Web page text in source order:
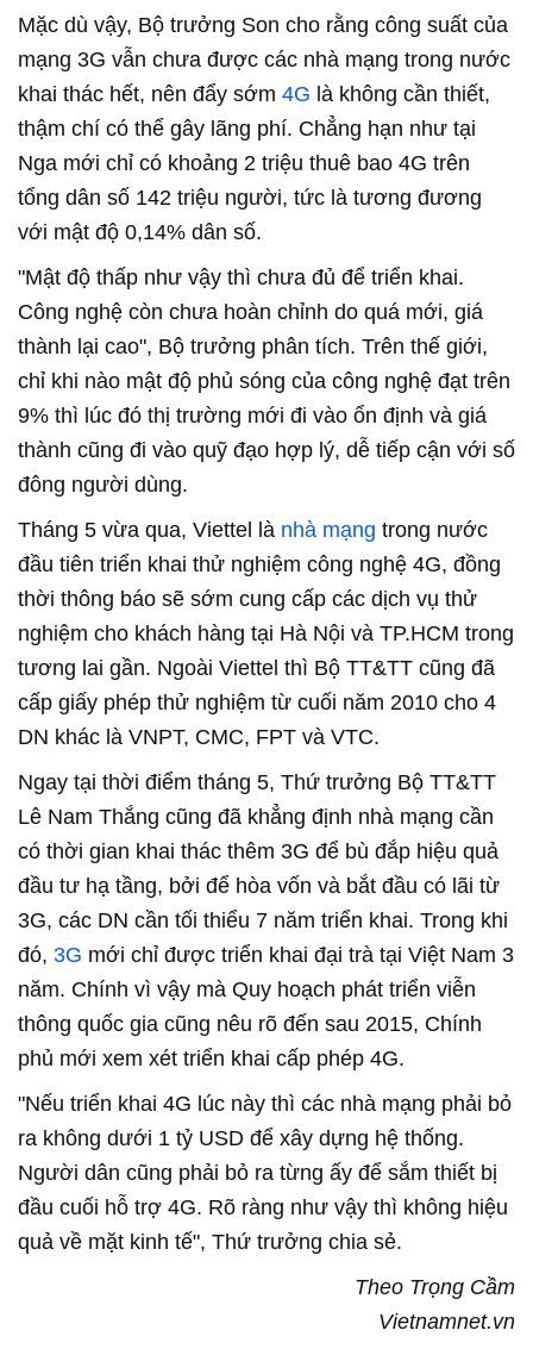
Mặc dù vậy, Bộ trưởng Son cho rằng công suất của
mạng 3G vẫn chưa được các nhà mạng trong nước
khai thác hết, nên đẩy sớm 4G là không cần thiết,
thậm chí có thể gây lãng phí. Chẳng hạn như tại
Nga mới chỉ có khoảng 2 triệu thuê bao 4G trên
tổng dân số 142 triệu người, tức là tương đương
với mật độ 0,14% dân số.
"Mật độ thấp như vậy thì chưa đủ để triển khai.
Công nghệ còn chưa hoàn chỉnh do quá mới, giá
thành lại cao", Bộ trưởng phân tích. Trên thế giới,
chỉ khi nào mật độ phủ sóng của công nghệ đạt trên
9% thì lúc đó thị trường mới đi vào ổn định và giá
thành cũng đi vào quỹ đạo hợp lý, dễ tiếp cận với số
đông người dùng.
Tháng 5 vừa qua, Viettel là nhà mạng trong nước
đầu tiên triển khai thử nghiệm công nghệ 4G, đồng
thời thông báo sẽ sớm cung cấp các dịch vụ thử
nghiệm cho khách hàng tại Hà Nội và TP.HCM trong
tương lai gần. Ngoài Viettel thì Bộ TT&TT cũng đã
cấp giấy phép thử nghiệm từ cuối năm 2010 cho 4
DN khác là VNPT, CMC, FPT và VTC.
Ngay tại thời điểm tháng 5, Thứ trưởng Bộ TT&TT
Lê Nam Thắng cũng đã khẳng định nhà mạng cần
có thời gian khai thác thêm 3G để bù đắp hiệu quả
đầu tư hạ tầng, bởi để hòa vốn và bắt đầu có lãi từ
3G, các DN cần tối thiểu 7 năm triển khai. Trong khi
đó, 3G mới chỉ được triển khai đại trà tại Việt Nam 3
năm. Chính vì vậy mà Quy hoạch phát triển viễn
thông quốc gia cũng nêu rõ đến sau 2015, Chính
phủ mới xem xét triển khai cấp phép 4G.
"Nếu triển khai 4G lúc này thì các nhà mạng phải bỏ
ra không dưới 1 tỷ USD để xây dựng hệ thống.
Người dân cũng phải bỏ ra từng ấy để sắm thiết bị
đầu cuối hỗ trợ 4G. Rõ ràng như vậy thì không hiệu
quả về mặt kinh tế", Thứ trưởng chia sẻ.
Theo Trọng Cầm
Vietnamnet.vn